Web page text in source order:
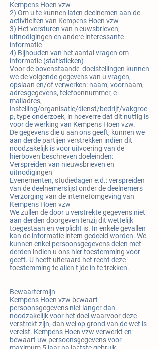
Kempens Hoen vzw
2) Om u te kunnen laten deelnemen aan de
activiteiten van Kempens Hoen vzw
3) Het versturen van nieuwsbrieven,
uitnodigingen en andere interessante
informatie
4) Bijhouden van het aantal vragen om
informatie (statistieken)
Voor de bovenstaande doelstellingen kunnen
we de volgende gegevens van u vragen,
opslaan en/of verwerken: naam, voornaam,
adresgegevens, telefoonnummer, e-
mailadres,
instelling/organisatie/dienst/bedrijf/vakgroe
p, type onderzoek, in hoeverre dat dit nuttig is
voor de werking van Kempens Hoen vzw.
De gegevens die u aan ons geeft, kunnen we
aan derde partijen verstrekken indien dit
noodzakelijk is voor uitvoering van de
hierboven beschreven doeleinden:
Verspreiden van nieuwsbrieven en
uitnodigingen
Evenementen, studiedagen e.d.: verspreiden
van de deelnemerslijst onder de deelnemers
Verzorging van de internetomgeving van
Kempens Hoen vzw
We zullen de door u verstrekte gegevens niet
aan derden doorgeven tenzij dit wettelijk
toegestaan en verplicht is. In enkele gevallen
kan de informatie intern gedeeld worden. We
kunnen enkel persoonsgegevens delen met
derden indien u ons hier toestemming voor
geeft. U heeft uiteraard het recht deze
toestemming te allen tijde in te trekken.
Bewaartermijn
Kempens Hoen vzw bewaart
persoonsgegevens niet langer dan
noodzakelijk voor het doel waarvoor deze
verstrekt zijn, dan wel op grond van de wet is
vereist. Kempens Hoen vzw verwerkt en
bewaart uw persoonsgegevens voor